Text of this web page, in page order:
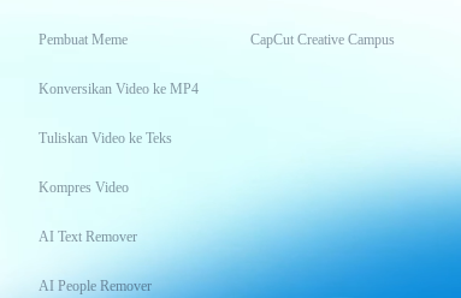
Pembuat Meme
Konversikan Video ke MP4
Tuliskan Video ke Teks
Kompres Video
AI Text Remover
AI People Remover
CapCut Creative Campus